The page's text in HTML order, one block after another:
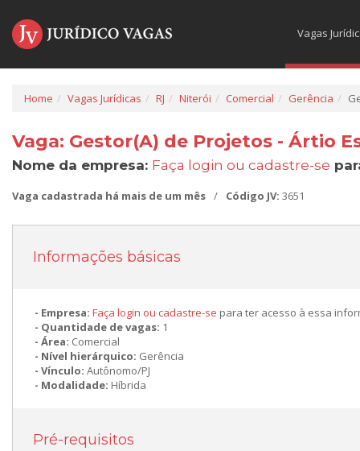
Vagas
Home Vagas Jurídicas RJ Niterói Comercial Gerência
Vaga: Gestor(A) de Projetos - Ártio
Nome da empresa: Faça login ou cadastre-se
Vaga cadastrada há mais de um mês / Código JV: 3651
Informações básicas
Empresa: Faça login ou cadastre-se para ter acesso à essa
Quantidade de vagas: 1
Área: Comercial
Nível hierárquico: Gerência
Vínculo: Autônomo/PJ
Modalidade: Híbrida
Pré-requisitos